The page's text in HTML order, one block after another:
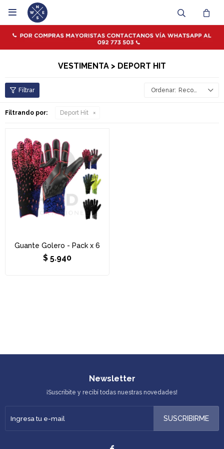

VESTIMENTA > DEPORT HIT
Recomendados
Filtrando por: Deport Hit
Guante Golero - Pack x 6
$ 5.940
Newsletter
¡Suscribite y recibí todas nuestras novedades!
SUSCRIBIRME